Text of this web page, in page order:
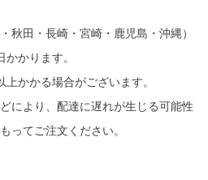
秋田・長崎・宮崎・鹿児島・沖縄）
かります。
かかる場合がございます。
により、配達に遅れが生じる可能性
ってご注文ください。